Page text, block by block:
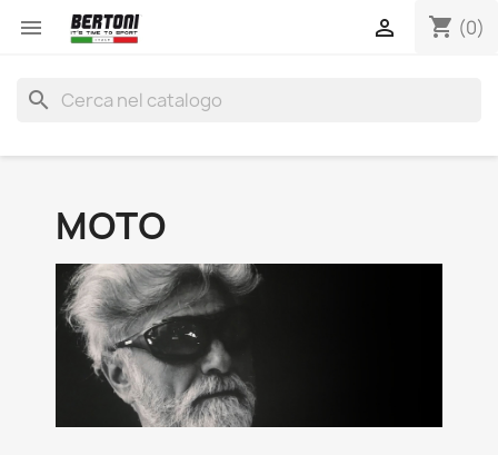
 shopping_cart (0)

search
MOTO